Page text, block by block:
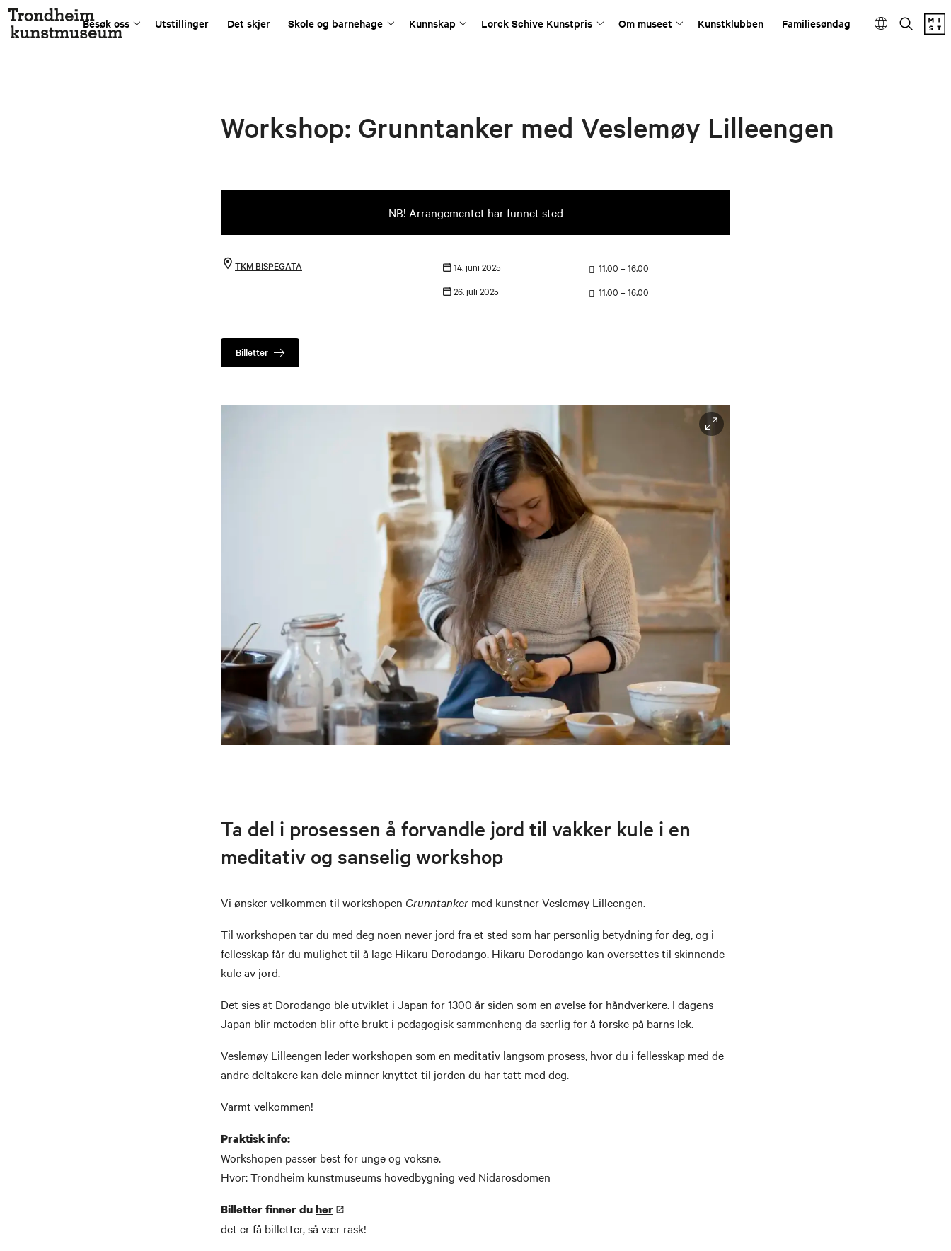
Besøk oss Utstillinger Det skjer Skole og barnehage Kunnskap Lorck Schive Kunstpris Om museet Kunstklubben Familiesøndag
Workshop: Grunntanker med Veslemøy Lilleengen
NB! Arrangementet har funnet sted
TKM BISPEGATA 14. juni 2025
11.00 – 16.00
26. juli 2025
11.00 – 16.00
Billetter
Ta del i prosessen å forvandle jord til vakker kule i en
meditativ og sanselig workshop
Vi ønsker velkommen til workshopen Grunntanker med kunstner Veslemøy Lilleengen.
Til workshopen tar du med deg noen never jord fra et sted som har personlig betydning for deg, og i
fellesskap får du mulighet til å lage Hikaru Dorodango. Hikaru Dorodango kan oversettes til skinnende
kule av jord.
Det sies at Dorodango ble utviklet i Japan for 1300 år siden som en øvelse for håndverkere. I dagens
Japan blir metoden blir ofte brukt i pedagogisk sammenheng da særlig for å forske på barns lek.
Veslemøy Lilleengen leder workshopen som en meditativ langsom prosess, hvor du i fellesskap med de
andre deltakere kan dele minner knyttet til jorden du har tatt med deg.
Varmt velkommen!
Praktisk info:
Workshopen passer best for unge og voksne.
Hvor: Trondheim kunstmuseums hovedbygning ved Nidarosdomen
Billetter finner duher
det er få billetter, så vær rask!